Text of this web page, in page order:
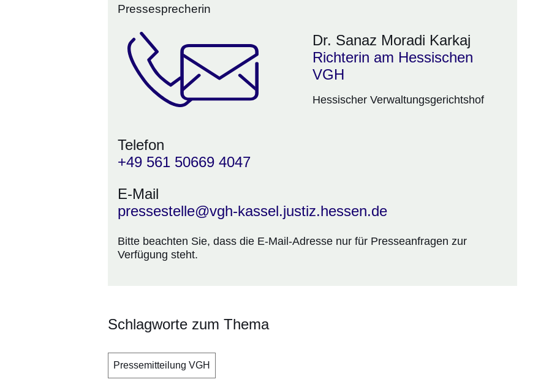
Pressesprecherin
Dr. Sanaz Moradi Karkaj
Richterin am Hessischen
VGH
Hessischer Verwaltungsgerichtshof
Telefon
+49 561 50669 4047
E-Mail
pressestelle@vgh-kassel.justiz.hessen.de
Bitte beachten Sie, dass die E-Mail-Adresse nur für Presseanfragen zur
Verfügung steht.
Schlagworte zum Thema
Pressemitteilung VGH